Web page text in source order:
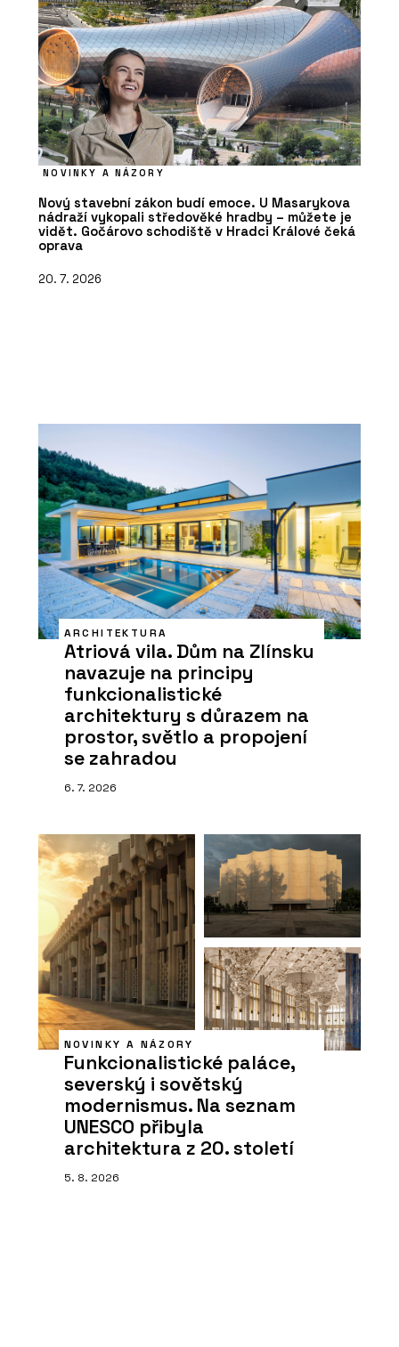
NOVINKY A NÁZORY
Nový stavební zákon budí emoce. U Masarykova
nádraží vykopali středověké hradby – můžete je
vidět. Gočárovo schodiště v Hradci Králové čeká
oprava
20. 7. 2026
ARCHITEKTURA
Atriová vila. Dům na Zlínsku
navazuje na principy
funkcionalistické
architektury s důrazem na
prostor, světlo a propojení
se zahradou
6. 7. 2026
NOVINKY A NÁZORY
Funkcionalistické paláce,
severský i sovětský
modernismus. Na seznam
UNESCO přibyla
architektura z 20. století
5. 8. 2026